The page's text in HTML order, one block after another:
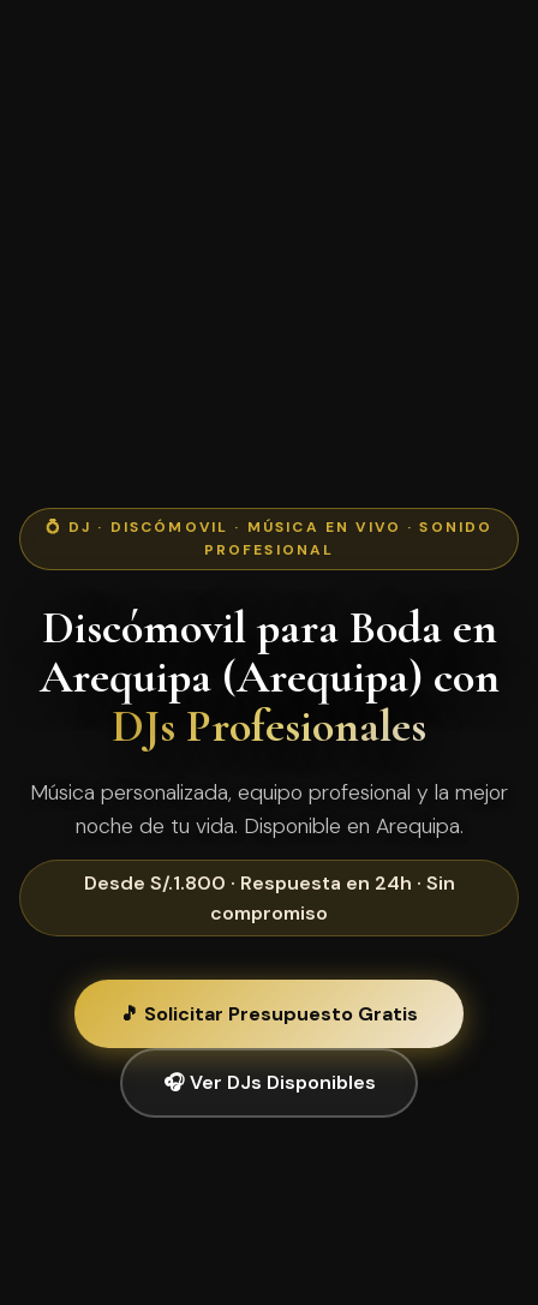
💍 DJ · DISCÓMOVIL · MÚSICA EN VIVO · SONIDO
PROFESIONAL
Discómovil para Boda en
Arequipa (Arequipa) con
DJs Profesionales
Música personalizada, equipo profesional y la mejor
noche de tu vida. Disponible en Arequipa.
Desde S/.1.800 · Respuesta en 24h · Sin
compromiso
🎵 Solicitar Presupuesto Gratis
🎧 Ver DJs Disponibles